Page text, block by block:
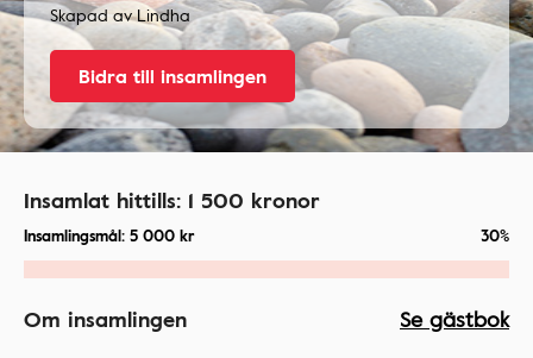
Skapad avLindha
Bidra till insamlingen
Insamlat hittills: 1 500 kronor
Insamlingsmål: 5 000 kr 30%
Om insamlingen Se gästbok